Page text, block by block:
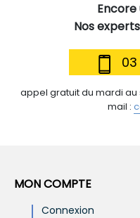
Encore
Nos
appel gratuit du mardi au
mail :
MON COMPTE
Connexion